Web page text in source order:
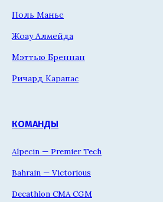
Поль Манье
Жоау Алмейда
Мэттью Бреннан
Ричард Карапас
КОМАНДЫ
Alpecin — Premier Tech
Bahrain — Victorious
Decathlon CMA CGM